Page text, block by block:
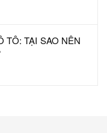
TÔ: TẠI SAO NÊN